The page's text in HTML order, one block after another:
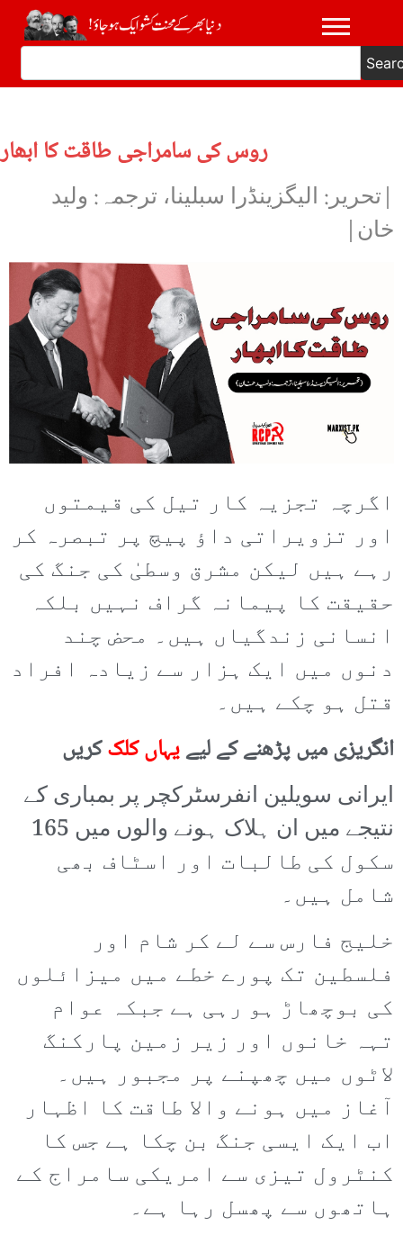
روس کی سامراجی طاقت کا ابھار
|تحریر: الیگزینڈرا سبلینا، ترجمہ: ولید
خان|
اگرچہ تجزیہ کار تیل کی قیمتوں
اور تزویراتی داؤ پیچ پر تبصرہ کر
رہے ہیں لیکن مشرق وسطیٰ کی جنگ کی
حقیقت کا پیمانہ گراف نہیں بلکہ
انسانی زندگیاں ہیں۔ محض چند
دنوں میں ایک ہزار سے زیادہ افراد
قتل ہو چکے ہیں۔
انگریزی میں پڑھنے کے لیےیہاں کلککریں
ایرانی سویلین انفرسٹرکچر پر بمباری کے
نتیجے میں ان ہلاک ہونے والوں میں 165
سکول کی طالبات اور اسٹاف بھی
شامل ہیں۔
خلیج فارس سے لے کر شام اور
فلسطین تک پورے خطے میں میزائلوں
کی بوچھاڑ ہو رہی ہے جبکہ عوام
تہہ خانوں اور زیر زمین پارکنگ
لاٹوں میں چھپنے پر مجبور ہیں۔
آغاز میں ہونے والا طاقت کا اظہار
اب ایک ایسی جنگ بن چکا ہے جس کا
کنٹرول تیزی سے امریکی سامراج کے
ہاتھوں سے پھسل رہا ہے۔